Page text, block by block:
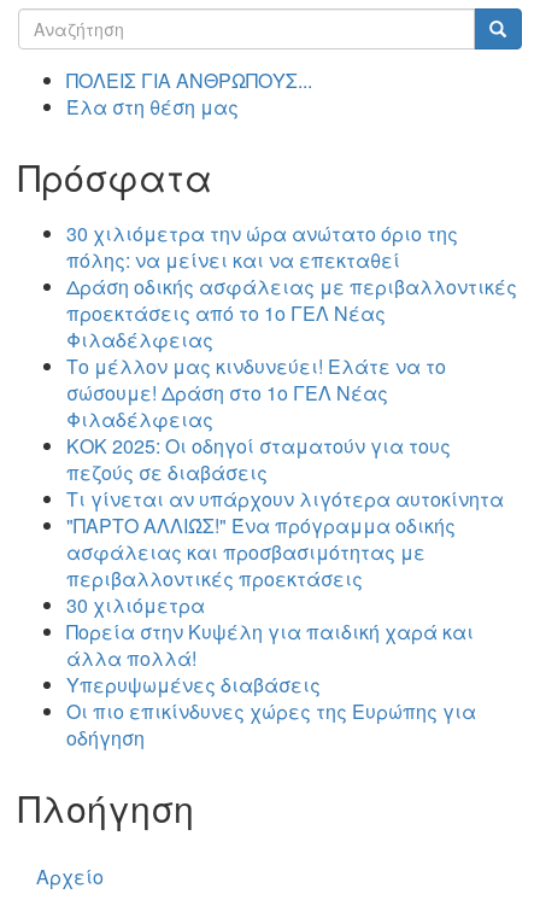
Φόρμα
αναζήτησης
ΠΟΛΕΙΣ ΓΙΑ ΑΝΘΡΩΠΟΥΣ...
Έλα στη θέση μας
Πρόσφατα
30 χιλιόμετρα την ώρα ανώτατο όριο της
πόλης: να μείνει και να επεκταθεί
Δράση οδικής ασφάλειας με περιβαλλοντικές
προεκτάσεις από το 1ο ΓΕΛ Νέας
Φιλαδέλφειας
Το μέλλον μας κινδυνεύει! Ελάτε να το
σώσουμε! Δράση στο 1ο ΓΕΛ Νέας
Φιλαδέλφειας
ΚΟΚ 2025: Οι οδηγοί σταματούν για τους
πεζούς σε διαβάσεις
Τι γίνεται αν υπάρχουν λιγότερα αυτοκίνητα
"ΠΑΡΤΟ ΑΛΛΙΏΣ!" Ένα πρόγραμμα οδικής
ασφάλειας και προσβασιμότητας με
περιβαλλοντικές προεκτάσεις
30 χιλιόμετρα
Πορεία στην Κυψέλη για παιδική χαρά και
άλλα πολλά!
Υπερυψωμένες διαβάσεις
Οι πιο επικίνδυνες χώρες της Ευρώπης για
οδήγηση
Πλοήγηση
Αρχείο